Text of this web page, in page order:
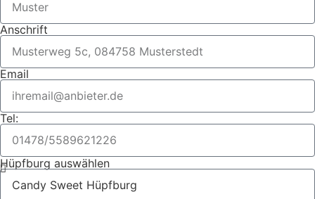
Anschrift
Email
Tel:
Hüpfburg auswählen